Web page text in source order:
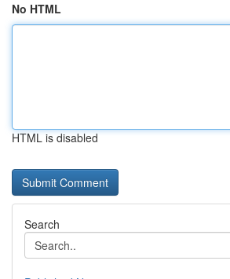
No HTML
HTML is disabled
Search